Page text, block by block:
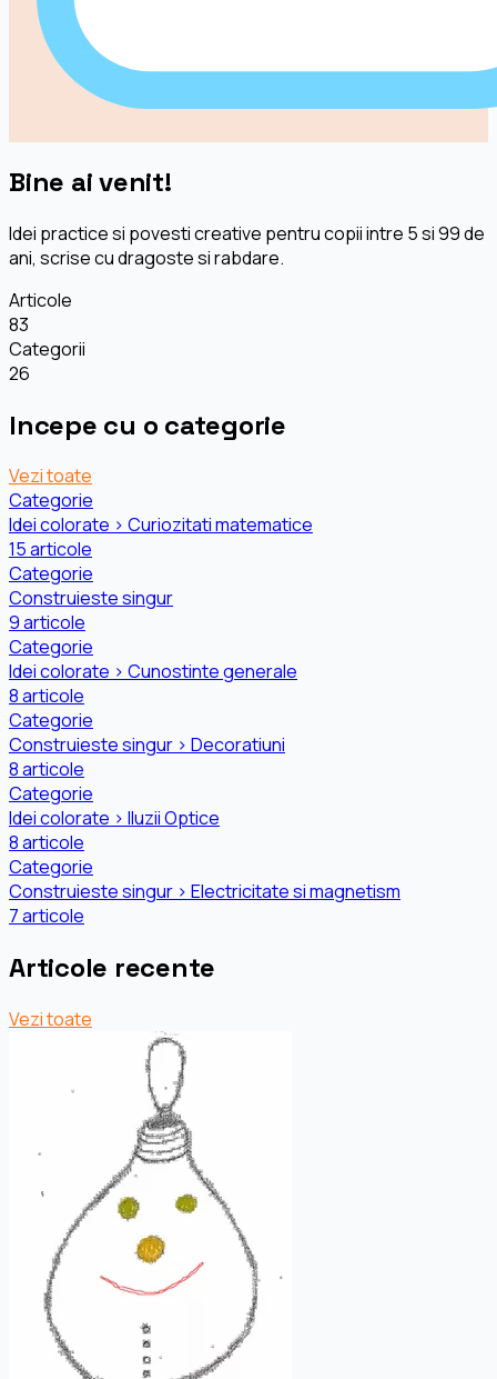
Bine ai venit!
Idei practice si povesti creative pentru copii intre 5 si 99 de
ani, scrise cu dragoste si rabdare.
Articole
83
Categorii
26
Incepe cu o categorie
Vezi toate
Categorie
Idei colorate › Curiozitati matematice
15 articole
Categorie
Construieste singur
9 articole
Categorie
Idei colorate › Cunostinte generale
8 articole
Categorie
Construieste singur › Decoratiuni
8 articole
Categorie
Idei colorate › Iluzii Optice
8 articole
Categorie
Construieste singur › Electricitate si magnetism
7 articole
Articole recente
Vezi toate